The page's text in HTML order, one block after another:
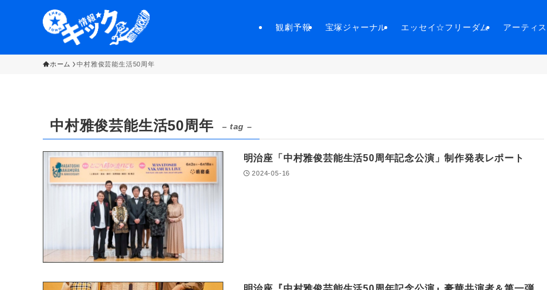
観劇予報 宝塚ジャーナル エッセイ☆フリーダム アーティ
ホーム 中村雅俊芸能生活50周年
中村雅俊芸能生活50周年 – tag –
明治座「中村雅俊芸能生活50周年記念公演」制作発表レポート
2024-05-16